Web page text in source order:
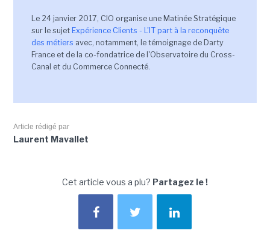
Le 24 janvier 2017, CIO organise une Matinée Stratégique
sur le sujet Expérience Clients - L'IT part à la reconquête
des métiers avec, notamment, le témoignage de Darty
France et de la co-fondatrice de l'Observatoire du Cross-
Canal et du Commerce Connecté.
Article rédigé par
Laurent Mavallet
Cet article vous a plu? Partagez le !